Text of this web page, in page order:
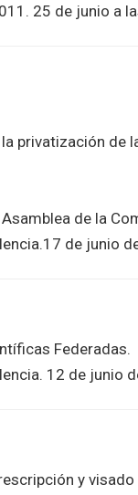
25 de junio a
privatización de
de la
de junio
Federadas.
12 de junio
y